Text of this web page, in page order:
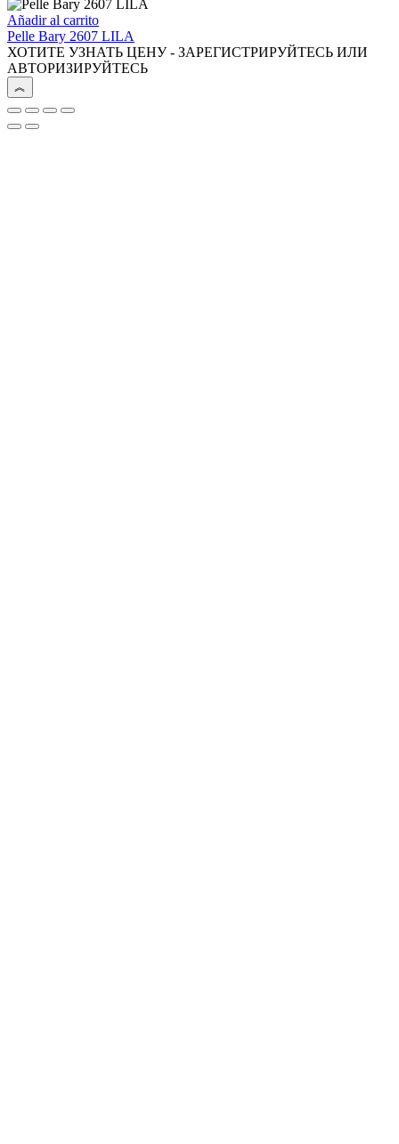
Añadir al carrito
Pelle Bary 2607 LILA
ХОТИТЕ УЗНАТЬ ЦЕНУ - ЗАРЕГИСТРИРУЙТЕСЬ ИЛИ
АВТОРИЗИРУЙТЕСЬ